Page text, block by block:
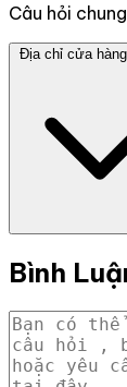
Câu hỏi chung
Địa chỉ cửa
Bình